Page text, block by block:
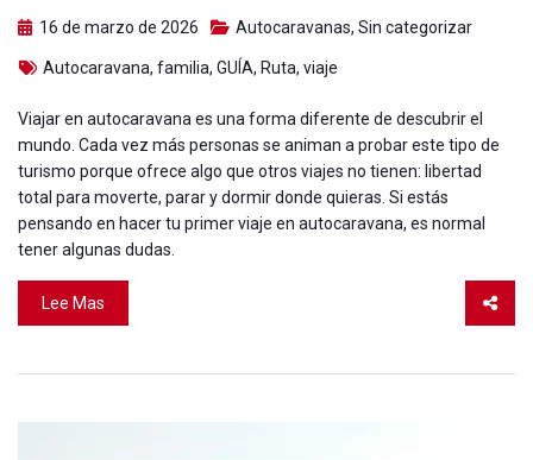
16 de marzo de 2026 Autocaravanas, Sin categorizar
Autocaravana, familia, GUÍA, Ruta, viaje
Viajar en autocaravana es una forma diferente de descubrir el
mundo. Cada vez más personas se animan a probar este tipo de
turismo porque ofrece algo que otros viajes no tienen: libertad
total para moverte, parar y dormir donde quieras. Si estás
pensando en hacer tu primer viaje en autocaravana, es normal
tener algunas dudas.
Lee Mas